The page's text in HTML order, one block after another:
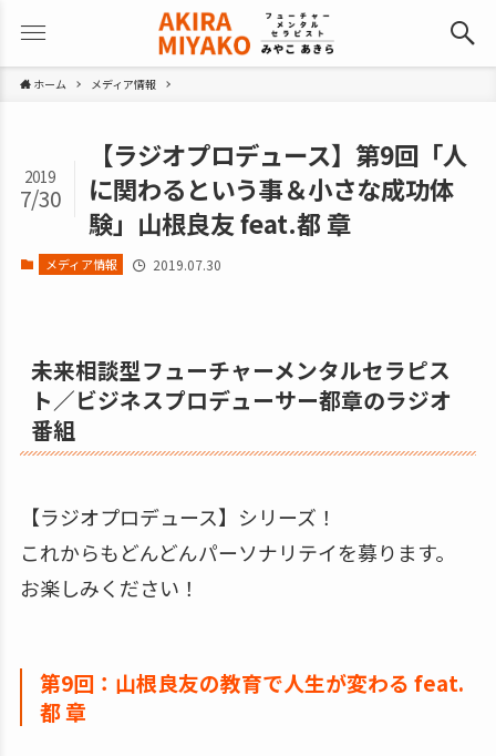
ホーム メディア情報
【ラジオプロデュース】第9回「人
に関わるという事＆小さな成功体
験」山根良友 feat.都 章
2019
7/30
メディア情報 2019.07.30
未来相談型フューチャーメンタルセラピス
ト／ビジネスプロデューサー都章のラジオ
番組
【ラジオプロデュース】シリーズ！
これからもどんどんパーソナリテイを募ります。
お楽しみください！
第9回：山根良友の教育で人生が変わる feat.
都 章